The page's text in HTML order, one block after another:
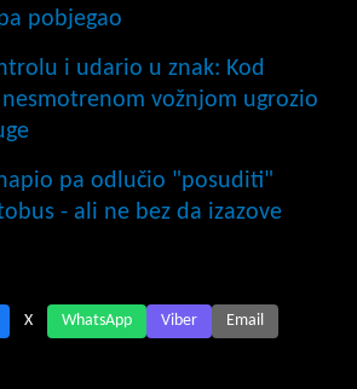
pobjegao
i udario u znak: Kod
nesmotrenom vožnjom ugrozio
pa odlučio "posuditi"
- ali ne bez da izazove
X WhatsApp Viber Email